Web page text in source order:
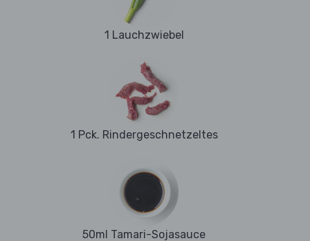
1 Lauchzwiebel
1 Pck. Rindergeschnetzeltes
50ml Tamari-Sojasauce